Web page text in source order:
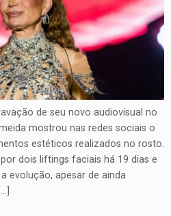
de seu novo audiovisual no
mostrou nas redes sociais o
estéticos realizados no rosto.
dois liftings faciais há 19 dias e
evolução, apesar de ainda